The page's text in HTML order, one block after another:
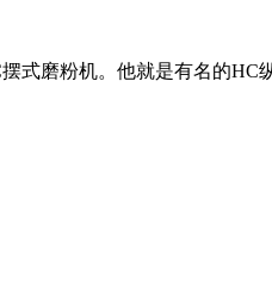
式磨粉机。他就是有名的